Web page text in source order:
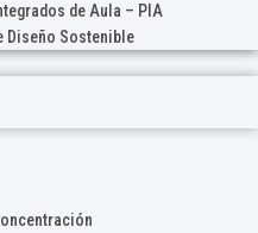
de Aula – PIA
Diseño Sostenible